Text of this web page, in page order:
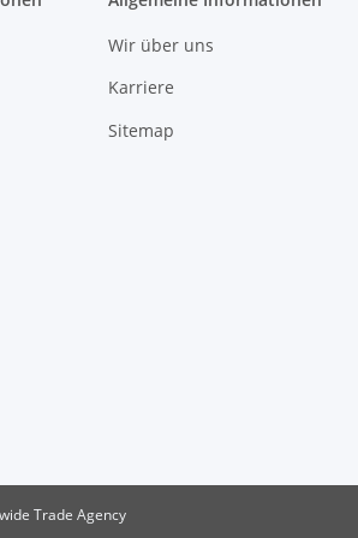
Wir über uns
Karriere
Sitemap
Trade Agency